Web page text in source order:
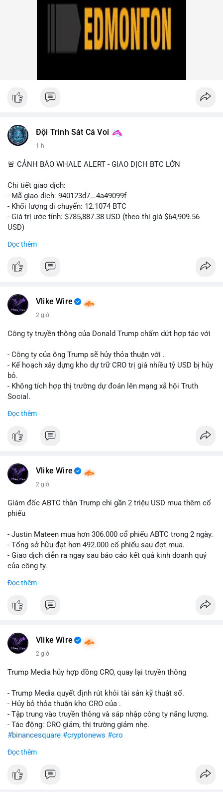
Đội Trinh Sát Cá Voi
1 h
🚨 CẢNH BÁO WHALE ALERT - GIAO DỊCH BTC LỚN
Chi tiết giao dịch:
- Mã giao dịch: 940123d7...4a49099f
- Khối lượng di chuyển: 12.1074 BTC
- Giá trị ước tính: $785,887.38 USD (theo thị giá $64,909.56
USD)
Khối lượng 12.1 BTC tương đương gần 786 nghìn USD được di
Động thái này có thể là bước chuẩn bị thanh khoản để bán ra,
hoặc tái phân bổ tài sản giữa các ví nóng nhằm tối ưu phí giao
thấy cá voi đang thăm dò thanh khoản thị trường trước khi có
Lời khuyên cho nhà đầu tư nhỏ lẻ: Theo dõi xác nhận giao dịch
và dòng tiền tiếp theo từ ví nguồn. Khối lượng này chưa đủ tạo
áp lực bán mạnh, nhưng nếu xuất hiện thêm 2-3 giao dịch
tương tự trong 24 giờ tới, khả năng cao là sóng điều chỉnh
ở vùng giá hiện tại.
#12dot1btc #786kusd
Đọc thêm
Vlike Wire
2 giờ
Công ty truyền thông của Donald Trump chấm dứt hợp tác với
- Công ty của ông Trump sẽ hủy thỏa thuận với .
- Kế hoạch xây dựng kho dự trữ CRO trị giá nhiều tỷ USD bị hủy
bỏ.
- Không tích hợp thị trường dự đoán lên mạng xã hội Truth
Social.
#binancesquare
$cro
📰 Nguồn: Cointelegraph
Đọc thêm
Vlike Wire
2 giờ
Giám đốc ABTC thân Trump chi gần 2 triệu USD mua thêm cổ
phiếu
- Justin Mateen mua hơn 306.000 cổ phiếu ABTC trong 2 ngày.
- Tổng sở hữu đạt hơn 492.000 cổ phiếu sau đợt mua.
- Giao dịch diễn ra ngay sau báo cáo kết quả kinh doanh quý
của công ty.
#abtc #cryptonews
$btc $eth
📰 Nguồn: CoinDesk
Đọc thêm
Vlike Wire
2 giờ
Trump Media hủy hợp đồng CRO, quay lại truyền thông
- Trump Media quyết định rút khỏi tài sản kỹ thuật số.
- Hủy bỏ thỏa thuận kho CRO của .
- Tập trung vào truyền thông và sáp nhập công ty năng lượng.
- Tác động: CRO giảm, thị trường giảm nhẹ.
#binancesquare #cryptonews #cro
$cro
#vlikevn #titanbot
Đọc thêm